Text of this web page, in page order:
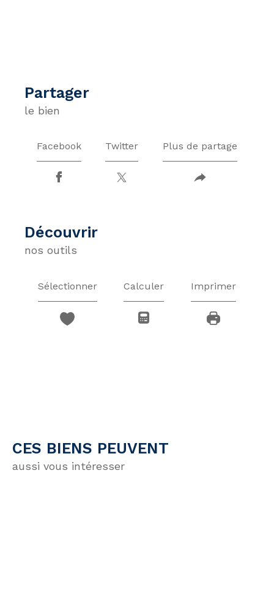
partager
le bien
Facebook Twitter Plus de partage
découvrir
nos outils
Sélectionner Calculer Imprimer
CES BIENS PEUVENT
aussi vous intéresser